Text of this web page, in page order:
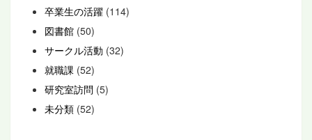
卒業生の活躍 (114)
図書館 (50)
サークル活動 (32)
就職課 (52)
研究室訪問 (5)
未分類 (52)